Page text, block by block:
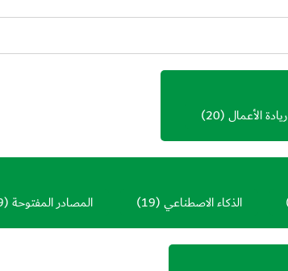
ريادة الأعمال(20)
الذكاء الاصطناعي(19) المصادر المفتوحة(19)